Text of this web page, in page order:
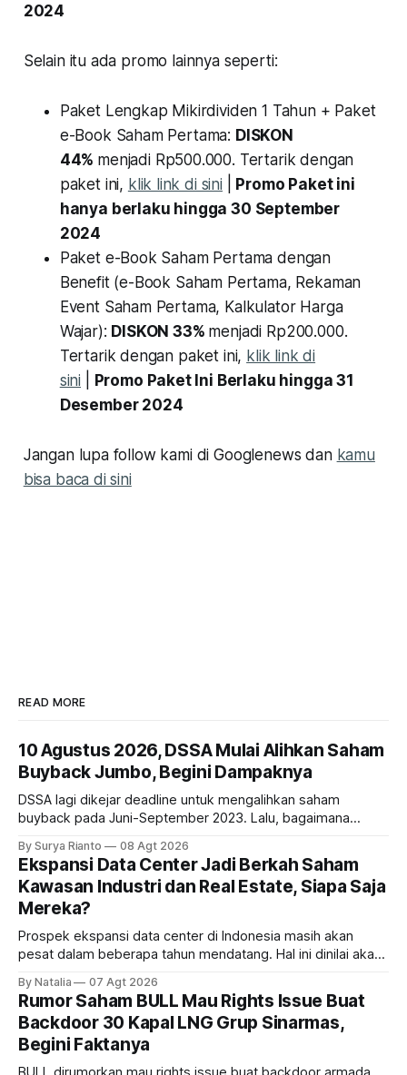
2024
Selain itu ada promo lainnya seperti:
Paket Lengkap Mikirdividen 1 Tahun + Paket
e-Book Saham Pertama: DISKON
44% menjadi Rp500.000. Tertarik dengan
paket ini, klik link di sini
Promo Paket ini
hanya berlaku hingga 30 September
2024
Paket e-Book Saham Pertama dengan
Benefit (e-Book Saham Pertama, Rekaman
Event Saham Pertama, Kalkulator Harga
Wajar): DISKON 33% menjadi Rp200.000.
Tertarik dengan paket ini, klik link di
sini
Promo Paket Ini Berlaku hingga 31
Desember 2024
Jangan lupa follow kami di Googlenews dan kamu
bisa baca di sini
READ MORE
10 Agustus 2026, DSSA Mulai Alihkan Saham
Buyback Jumbo, Begini Dampaknya
DSSA lagi dikejar deadline untuk mengalihkan saham
buyback pada Juni-September 2023. Lalu, bagaimana
By Surya Rianto 08 Agt 2026
Ekspansi Data Center Jadi Berkah Saham
Kawasan Industri dan Real Estate, Siapa Saja
Mereka?
Prospek ekspansi data center di Indonesia masih akan
pesat dalam beberapa tahun mendatang. Hal ini dinilai akan
estate, ada siapa saja mereka?
By Natalia 07 Agt 2026
Rumor Saham BULL Mau Rights Issue Buat
Backdoor 30 Kapal LNG Grup Sinarmas,
Begini Faktanya